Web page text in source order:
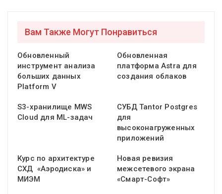
Вам Также Могут Понравиться
Обновленный
инструмент анализа
больших данных
Platform V
Обновленная
платформа Astra для
создания облаков
S3-хранилище MWS
Cloud для ML-задач
СУБД Tantor Postgres
для
высоконагруженных
приложений
Курс по архитектуре
СХД «Аэродиска» и
МИЭМ
Новая ревизия
межсетевого экрана
«Смарт-Софт»